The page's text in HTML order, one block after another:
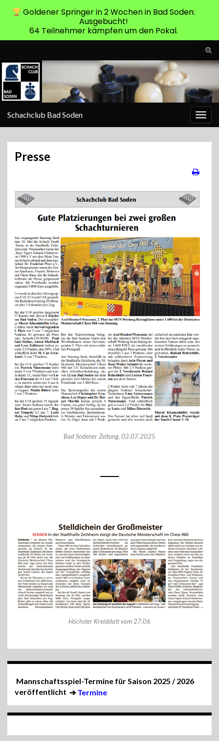
Schachclub Bad Soden
Presse
Bad Sodener Zeitung, 02.07.2025
Höchster Kreisblatt vom 27.06
Mannschaftsspiel-Termine für Saison 2025 / 2026
veröffentlicht ➔Termine
Goldener Springer in 2 Wochen in Bad Soden:
Ausgebucht!
64 Teilnehmer kämpfen um den Pokal.